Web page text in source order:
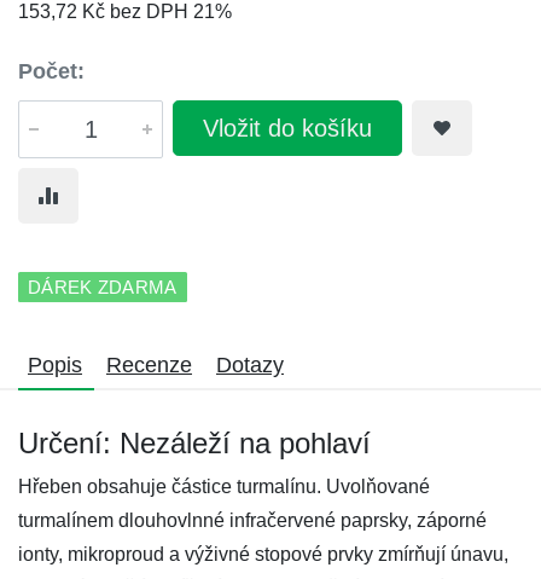
153,72 Kč bez DPH 21%
Počet:
Vložit do košíku
DÁREK ZDARMA
Popis Recenze Dotazy
Určení: Nezáleží na pohlaví
Hřeben obsahuje částice turmalínu. Uvolňované
turmalínem dlouhovlnné infračervené paprsky, záporné
ionty, mikroproud a výživné stopové prvky zmírňují únavu,